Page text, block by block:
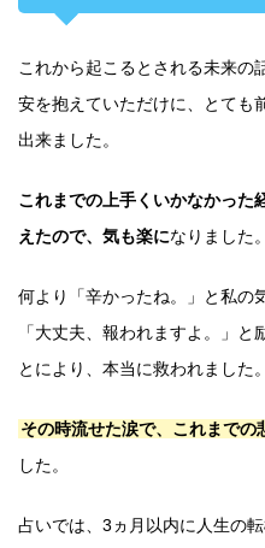
これから起こるとされる未来の
安を抱えていただけに、とても
出来ました。
これまでの上手くいかなかった
えたので、気も楽になりました。
何より「辛かったね。」と私の
「大丈夫、報われますよ。」
とにより、本当に救われました。
その時流せた涙で、これまで
した。
占いでは、3ヵ月以内に人生の